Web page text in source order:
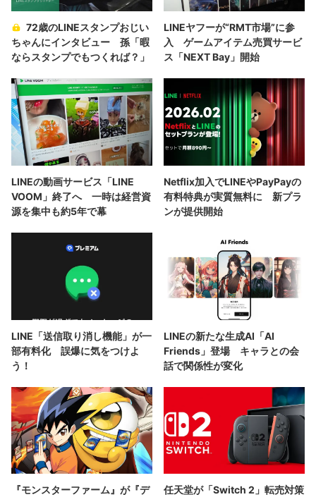
72歳のLINEスタンプおじい
ちゃんにインタビュー 孫「暇
ならスタンプでもつくれば？」
LINEヤフーが“RMT市場”に参
入 ゲームアイテム売買サービ
ス「NEXT Bay」開始
LINEの動画サービス「LINE
VOOM」終了へ 一時は経営資
源を集中も約5年で幕
Netflix加入でLINEやPayPayの
有料特典が実質無料に 新プラ
ンが提供開始
LINE「送信取り消し機能」が一
部有料化 誤爆に気をつけよ
う！
LINEの新たな生成AI「AI
Friends」登場 キャラとの会
話で関係性が変化
『モンスターファーム』が『デ 任天堂が「Switch 2」転売対策